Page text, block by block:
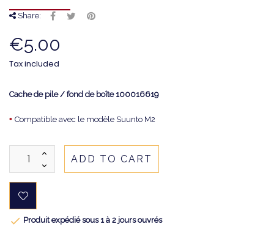
Share:
€5.00
Tax included
Cache de pile / fond de boîte 100016619
• Compatible avec le modèle Suunto M2
ADD TO CART
 Produit expédié sous 1 à 2 jours ouvrés